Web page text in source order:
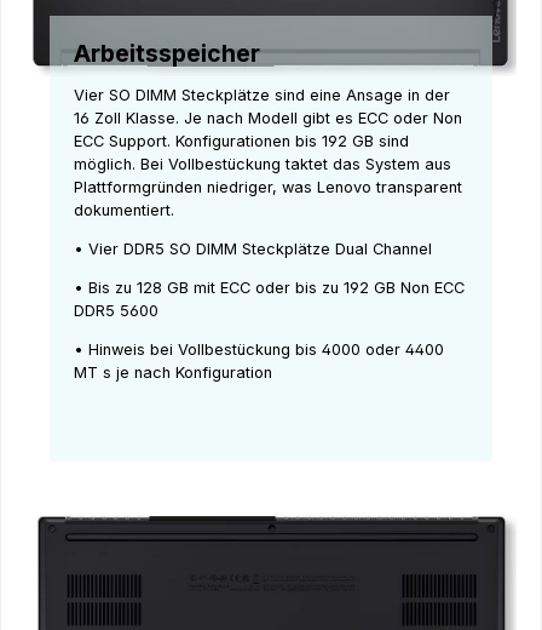
Arbeitsspeicher
Vier SO DIMM Steckplätze sind eine Ansage in der
16 Zoll Klasse. Je nach Modell gibt es ECC oder Non
ECC Support. Konfigurationen bis 192 GB sind
möglich. Bei Vollbestückung taktet das System aus
Plattformgründen niedriger, was Lenovo transparent
dokumentiert.
• Vier DDR5 SO DIMM Steckplätze Dual Channel
• Bis zu 128 GB mit ECC oder bis zu 192 GB Non ECC
DDR5 5600
• Hinweis bei Vollbestückung bis 4000 oder 4400
MT s je nach Konfiguration